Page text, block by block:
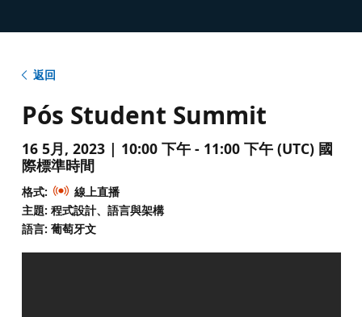
返回
Pós Student Summit
16 5月, 2023 | 10:00 下午 - 11:00 下午 (UTC) 國
際標準時間
格式:
線上直播
主題: 程式設計、語言與架構
語言: 葡萄牙文